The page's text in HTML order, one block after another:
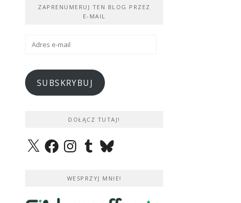
ZAPRENUMERUJ TEN BLOG PRZEZ
E-MAIL
Adres
SUBSKRYBUJ
DOŁĄCZ TUTAJ!
X FacebookInstagramTumblrBluesky
WESPRZYJ MNIE!